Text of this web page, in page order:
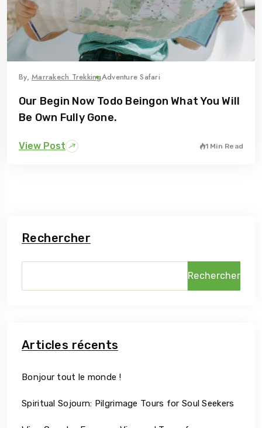
By,Marrakech TrekkingAdventure Safari
Our Begin Now Todo Beingon What You Will
Be Own Fully Gone.
View Post 1 Min Read
Rechercher
Rechercher
Articles récents
Bonjour tout le monde !
Spiritual Sojourn: Pilgrimage Tours for Soul Seekers